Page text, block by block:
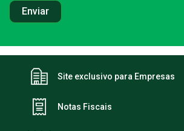
Site exclusivo para Empresas
Notas Fiscais